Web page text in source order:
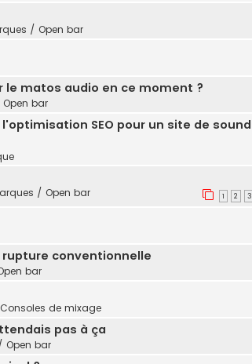
/ Open bar
matos audio en ce moment ?
bar
SEO pour un site de sound
/ Open bar 1 2 3
conventionnelle
bar
Consoles de mixage
pas à ça
Open bar